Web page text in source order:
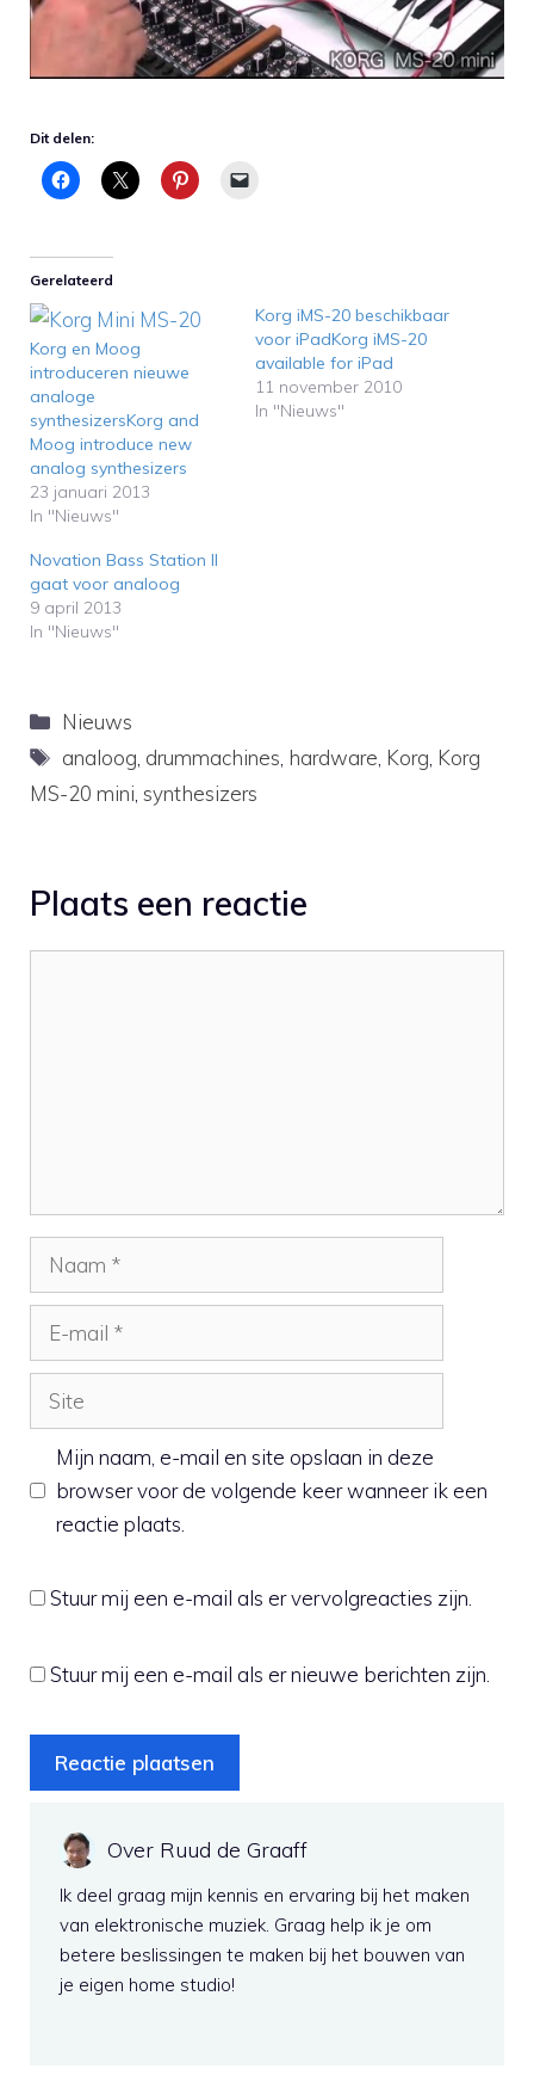
Dit delen:
Gerelateerd
Korg en Moog
introduceren nieuwe
analoge
synthesizersKorg and
Moog introduce new
analog synthesizers
23 januari 2013
In "Nieuws"
Korg iMS-20 beschikbaar
voor iPadKorg iMS-20
available for iPad
11 november 2010
In "Nieuws"
Novation Bass Station II
gaat voor analoog
9 april 2013
In "Nieuws"
Categorieën
Nieuws
Tags
analoog drummachines hardware Korg Korg
MS-20 mini synthesizers
Plaats een reactie
Naam
Site
Mijn naam, e-mail en site opslaan in deze
browser voor de volgende keer wanneer ik een
reactie plaats.
Stuur mij een e-mail als er vervolgreacties zijn.
Stuur mij een e-mail als er nieuwe berichten zijn.
Over Ruud de Graaff
Ik deel graag mijn kennis en ervaring bij het maken
van elektronische muziek. Graag help ik je om
betere beslissingen te maken bij het bouwen van
je eigen home studio!